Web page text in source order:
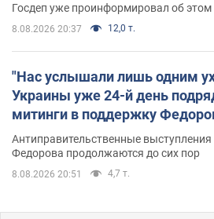
Госдеп уже проинформировал об
8.08.2026 20:37 12,0 т.
"Нас услышали лишь одним
Украины уже 24-й день
митинги в поддержку
Антиправительственные выступления
Федорова продолжаются до сих пор
8.08.2026 20:51 4,7 т.